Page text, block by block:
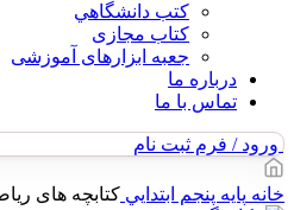
كتب دانشگاهي
کتاب مجازی
جعبه ابزارهای آموزشی
درباره ما
تماس با ما
ورود / فرم ثبت نام
خانه پايه پنجم ابتدايي کتابچه های ریاضی